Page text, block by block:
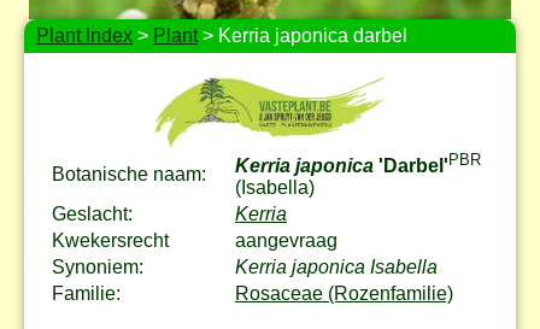
Plant Index > Plant> Kerria japonica darbel
Botanische naam: Kerria japonica 'Darbel'PBR
(Isabella)
Geslacht:
Kerria
Kwekersrecht
aangevraag
Synoniem:
Kerria japonica Isabella
Familie:
Rosaceae (Rozenfamilie)